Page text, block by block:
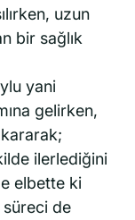
uzun
bir sağlık
yani
gelirken,
ilerlediğini
elbette ki
de